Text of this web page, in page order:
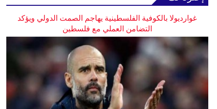
غوارديولا بالكوفية الفلسطينية يهاجم الصمت الدولي ويؤكد
التضامن العملي مع فلسطين